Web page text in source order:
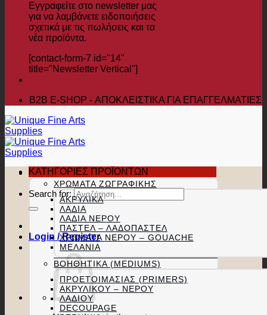
Εγγραφείτε στο newsletter μας
για να λαμβάνετε ειδοποιήσεις
σχετικά με τις πωλήσεις και τα
νέα προϊόντα.
[contact-form-7 id="14"
title="Newsletter Vertical"]
B2B Ε-SHOP - ΑΠΟΚΛΕΙΣΤΙΚΑ ΓΙΑ ΕΠΑΓΓΕΛΜΑΤΙΕΣ
Search for:
Login / Register
ΚΑΤΗΓΟΡΙΕΣ ΠΡΟΪΟΝΤΩΝ
ΧΡΏΜΑΤΑ ΖΩΓΡΑΦΙΚΉΣ
ΑΚΡΥΛΙΚΆ
ΛΆΔΙΑ
ΛΆΔΙΑ ΝΕΡΟΎ
ΠΑΣΤΕΛ – ΛΑΔΟΠΑΣΤΕΛ
ΧΡΏΜΑΤΑ ΝΕΡΟΎ – GOUACHE
ΜΕΛΆΝΙΑ
ΒΟΗΘΗΤΙΚΆ (MEDIUMS)
ΠΡΟΕΤΟΙΜΑΣΊΑΣ (PRIMERS)
ΑΚΡΥΛΙΚΟΎ – ΝΕΡΟΎ
ΛΑΔΙΟΎ
DECOUPAGE